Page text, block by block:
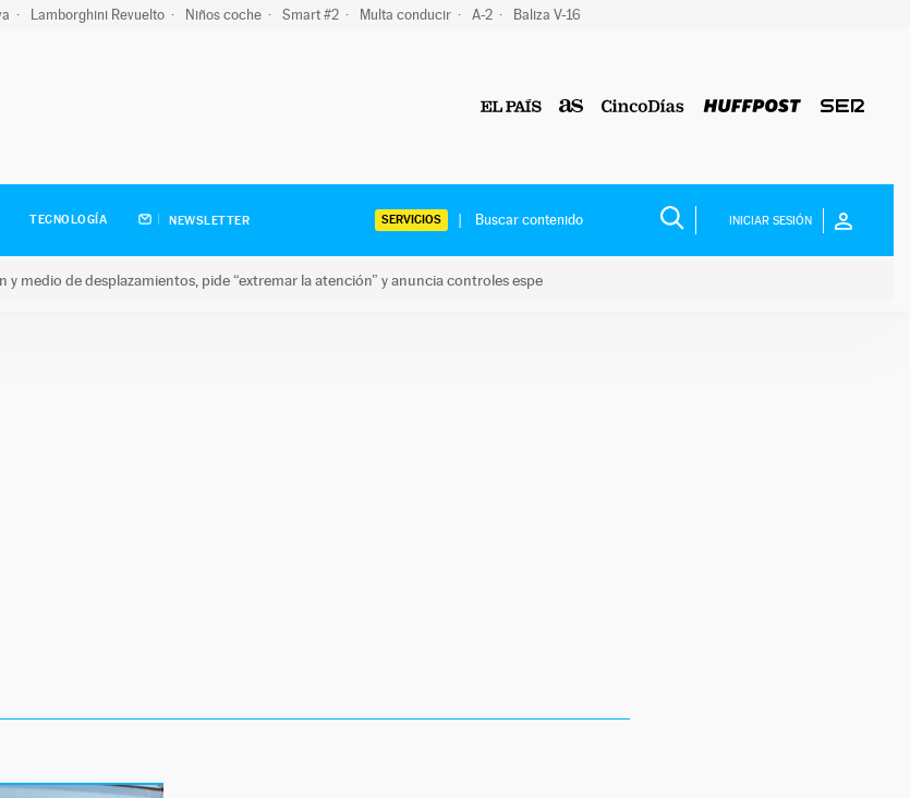
Lamborghini Revuelto Niños coche Smart #2 Multa conducir A-2 Baliza V-16
TECNOLOGÍA NEWSLETTER SERVICIOS INICIAR SESIÓN
y medio de desplazamientos, pide “extremar la atención” y anuncia controles espe